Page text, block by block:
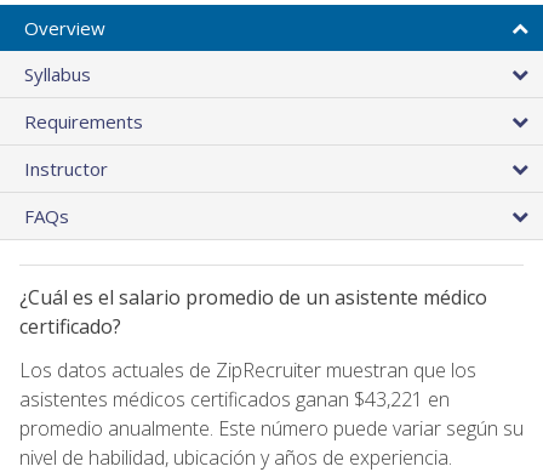
Overview
Syllabus
Requirements
Instructor
FAQs
¿Cuál es el salario promedio de un asistente médico
certificado?
Los datos actuales de ZipRecruiter muestran que los
asistentes médicos certificados ganan $43,221 en
promedio anualmente. Este número puede variar según su
nivel de habilidad, ubicación y años de experiencia.